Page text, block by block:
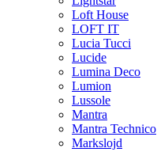
Loft House
LOFT IT
Lucia Tucci
Lucide
Lumina Deco
Lumion
Lussole
Mantra
Mantra Technico
Markslojd